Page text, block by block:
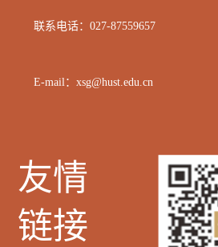
联系电话：027-87559657
E-mail：xsg@hust.edu.cn
友情
链接